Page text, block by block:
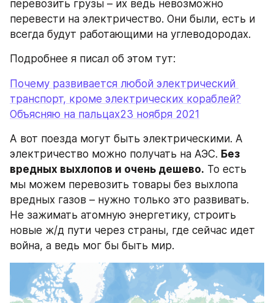
перевозить грузы – их ведь невозможно
перевести на электричество. Они были, есть и
всегда будут работающими на углеводородах.
Подробнее я писал об этом тут:
Почему развивается любой электрический
транспорт, кроме электрических кораблей?
Объясняю на пальцах23 ноября 2021
А вот поезда могут быть электрическими. А
электричество можно получать на АЭС. Без
вредных выхлопов и очень дешево. То есть
мы можем перевозить товары без выхлопа
вредных газов – нужно только это развивать.
Не зажимать атомную энергетику, строить
новые ж/д пути через страны, где сейчас идет
война, а ведь мог бы быть мир.